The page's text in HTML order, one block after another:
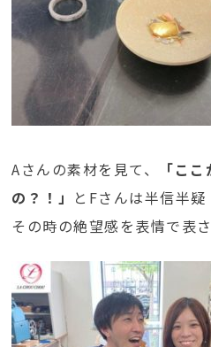
Aさんの素材を見て、
「こ
の？！」 とFさんは半信半疑
その時の絶望感を表情で表